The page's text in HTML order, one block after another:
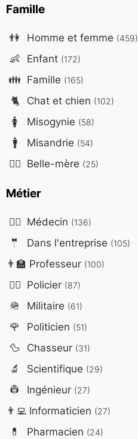
Famille
👫 Homme et femme (459)
👶 Enfant (172)
👪 Famille (165)
🐈 Chat et chien (102)
🚺 Misogynie (58)
🚹 Misandrie (54)
🤷‍♀️ Belle-mère (25)
Métier
👨‍⚕️ Médecin (136)
🤵 Dans l'entreprise (105)
👨‍🏫 Professeur (100)
👮‍♂️ Policier (87)
🪖 Militaire (61)
🌹 Politicien (51)
🦆 Chasseur (31)
🔬 Scientifique (29)
👷 Ingénieur (27)
👨‍💻Informaticien (27)
💊 Pharmacien (24)